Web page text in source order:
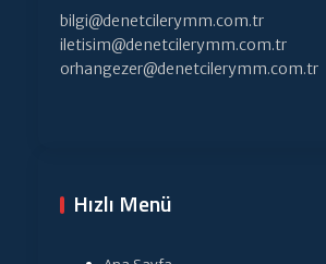
bilgi@denetcilerymm.com.tr
iletisim@denetcilerymm.com.tr
orhangezer@denetcilerymm.com.tr
Hızlı Menü